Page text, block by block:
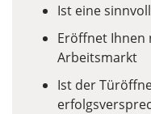
Ist eine
Eröffnet Ihnen
Arbeitsmarkt
Ist der